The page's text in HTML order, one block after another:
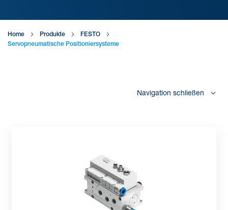
zum
Inhalt
Home Produkte
FESTO
Servopneumatische Positioniersysteme
Navigation schließen